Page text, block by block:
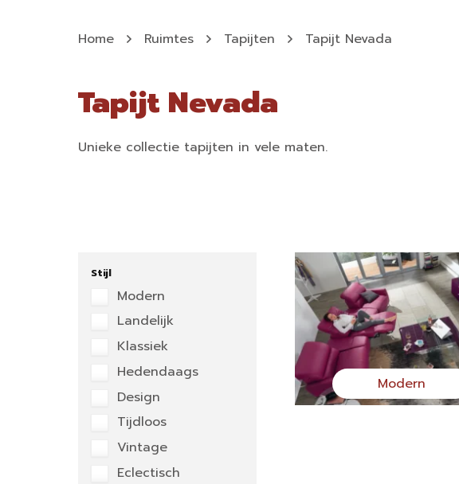
Home Ruimtes Tapijten Tapijt Nevada
Tapijt Nevada
Unieke collectie tapijten in vele maten.
Stijl
Modern
Landelijk
Klassiek
Hedendaags
Design
Tijdloos
Vintage
Eclectisch
Modern